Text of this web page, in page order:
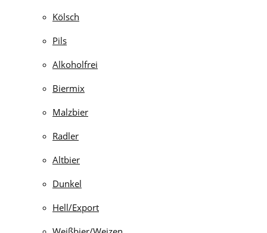
Kölsch
Pils
Alkoholfrei
Biermix
Malzbier
Radler
Altbier
Dunkel
Hell/Export